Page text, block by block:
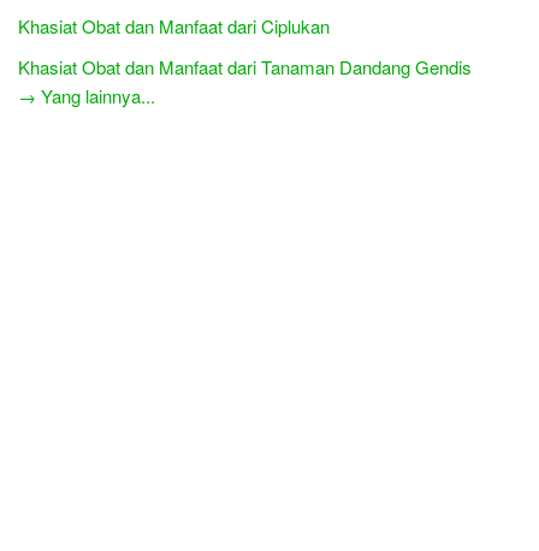
Khasiat Obat dan Manfaat dari Ciplukan
Khasiat Obat dan Manfaat dari Tanaman Dandang Gendis
→ Yang lainnya...